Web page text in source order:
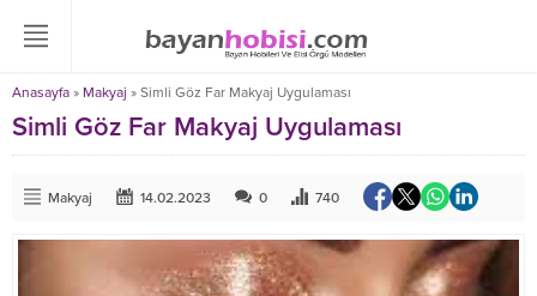
Anasayfa » Makyaj » Simli Göz Far Makyaj Uygulaması
Simli Göz Far Makyaj Uygulaması
Makyaj 14.02.2023 0 740